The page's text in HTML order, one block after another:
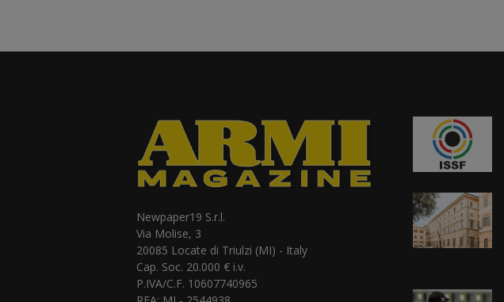
Newpaper19 S.r.l.
Via Molise, 3
20085 Locate di Triulzi (MI) - Italy
Cap. Soc. 20.000 € i.v.
P.IVA/C.F. 10607740965